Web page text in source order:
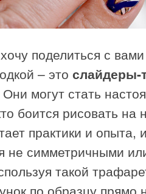
поделиться с
– это слайдеры-
Они могут стать
боится рисовать на
практики и опыта,
не симметричными
такой
по образцу прямо